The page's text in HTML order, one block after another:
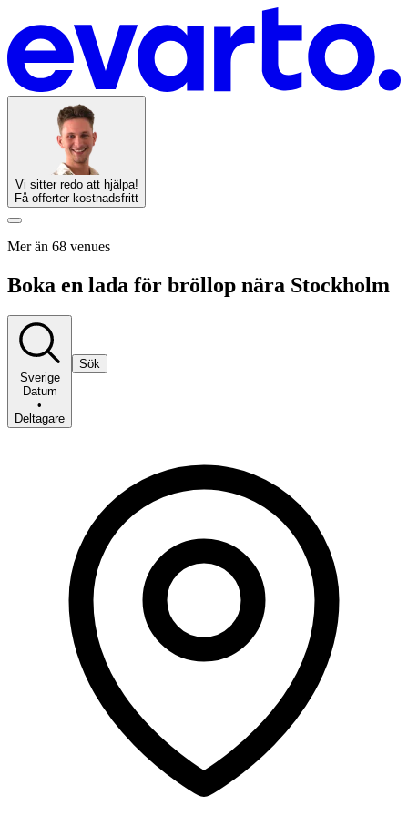
Vi sitter redo att hjälpa!
Få offerter kostnadsfritt
Mer än 68 venues
Boka en lada för bröllop nära Stockholm
Sverige
Datum
•
Deltagare
Sök